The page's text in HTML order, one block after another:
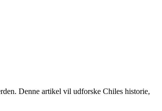
Denne artikel vil udforske Chiles historie,